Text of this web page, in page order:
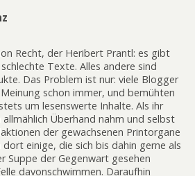
Recht, der Heribert Prantl: es gibt
Texte. Alles andere sind
Das Problem ist nur: viele Blogger
schon immer, und bemühten
um lesenswerte Inhalte. Als ihr
Überhand nahm und selbst
der gewachsenen Printorgane
einige, die sich bis dahin gerne als
Suppe der Gegenwart gesehen
davonschwimmen. Daraufhin